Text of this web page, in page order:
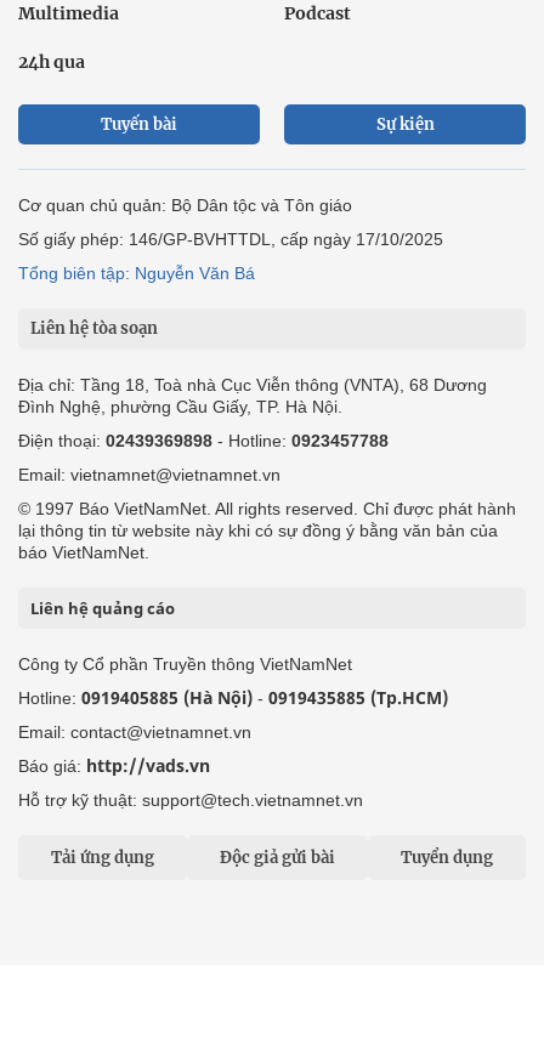
Multimedia Podcast
24h qua
Tuyến bài Sự kiện
Cơ quan chủ quản: Bộ Dân tộc và Tôn giáo
Số giấy phép: 146/GP-BVHTTDL, cấp ngày 17/10/2025
Tổng biên tập: Nguyễn Văn Bá
Liên hệ tòa soạn
Địa chỉ: Tầng 18, Toà nhà Cục Viễn thông (VNTA), 68 Dương
Đình Nghệ, phường Cầu Giấy, TP. Hà Nội.
Điện thoại: 02439369898 - Hotline: 0923457788
Email: vietnamnet@vietnamnet.vn
© 1997 Báo VietNamNet. All rights reserved. Chỉ được phát hành
lại thông tin từ website này khi có sự đồng ý bằng văn bản của
báo VietNamNet.
Liên hệ quảng cáo
Công ty Cổ phần Truyền thông VietNamNet
Hotline: 0919405885 (Hà Nội) - 0919435885 (Tp.HCM)
Email: contact@vietnamnet.vn
Báo giá: http://vads.vn
Hỗ trợ kỹ thuật: support@tech.vietnamnet.vn
Tải ứng dụng Độc giả gửi bài Tuyển dụng